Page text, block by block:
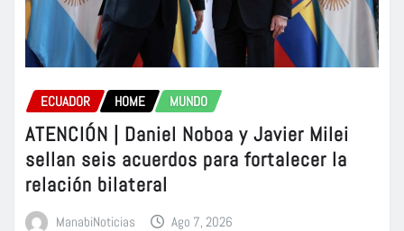
ECUADOR HOME MUNDO
ATENCIÓN | Daniel Noboa y Javier Milei
sellan seis acuerdos para fortalecer la
relación bilateral
ManabiNoticias Ago 7, 2026